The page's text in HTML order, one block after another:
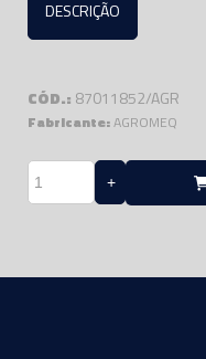
DESCRIÇÃO
CÓD.: 87011852/AGR
Fabricante:AGROMEQ